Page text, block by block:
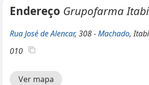
Endereço Grupofarma
Rua José de Alencar, 308 -Machado,
010
Ver mapa